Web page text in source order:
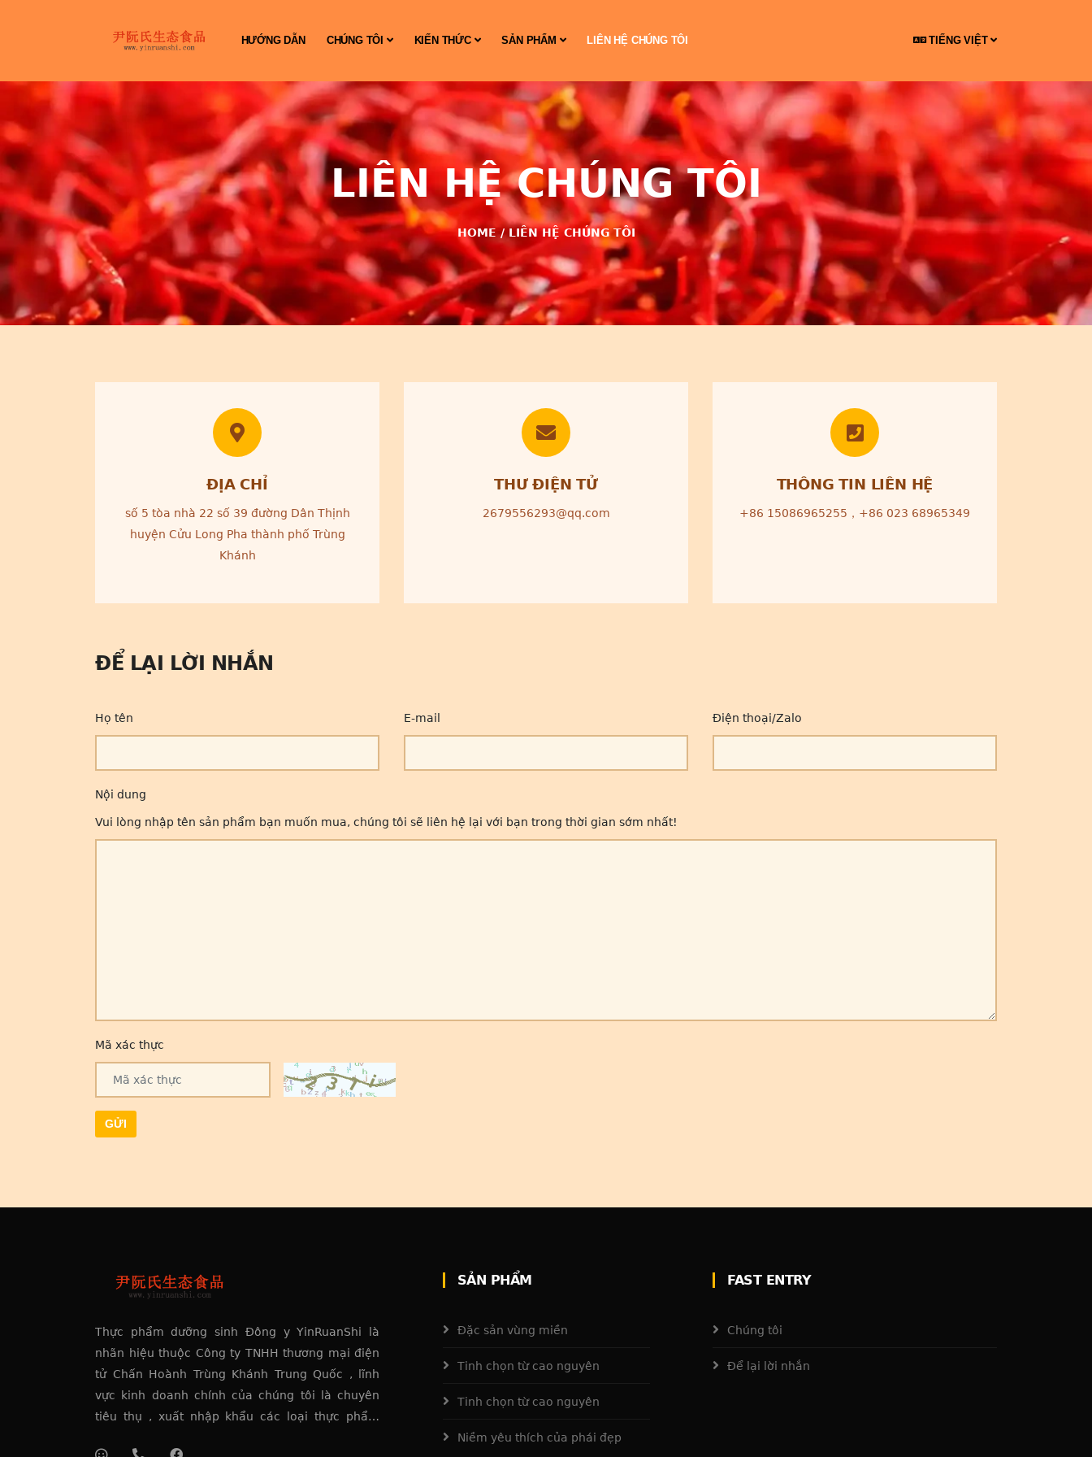
HƯỚNG DẪN CHÚNG TÔI KIẾN THỨC SẢN PHẨM LIÊN HỆ CHÚNG TÔI TIẾNG VIỆT
LIÊN HỆ CHÚNG TÔI
HOME/ LIÊN HỆ CHÚNG TÔI
ĐỊA CHỈ
số 5 tòa nhà 22 số 39 đường Dân Thịnh
huyện Cửu Long Pha thành phố Trùng
Khánh
THƯ ĐIỆN TỬ
2679556293@qq.com
THÔNG TIN LIÊN HỆ
+86 15086965255，+86 023 68965349
ĐỂ LẠI LỜI NHẮN
Họ tên E-mail Điện thoại/Zalo
Nội dung
Vui lòng nhập tên sản phẩm bạn muốn mua, chúng tôi sẽ liên hệ lại với bạn trong thời gian sớm nhất!
Mã xác thực
GỬI
Thực phẩm dưỡng sinh Đông y YinRuanShi là
nhãn hiệu thuộc Công ty TNHH thương mại điện
tử Chấn Hoành Trùng Khánh Trung Quốc , lĩnh
vực kinh doanh chính của chúng tôi là chuyên
tiêu thụ , xuất nhập khẩu các loại thực phẩm
SẢN PHẨM
Đặc sản vùng miền
Tinh chọn từ cao nguyên
Tinh chọn từ cao nguyên
Niềm yêu thích của phái đẹp
FAST ENTRY
Chúng tôi
Để lại lời nhắn